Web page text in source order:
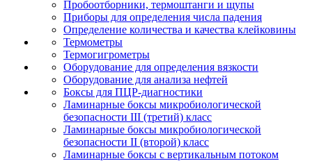
Пробоотборники, термоштанги и щупы
Приборы для определения числа падения
Определение количества и качества клейковины
Термометры
Термогигрометры
Оборудование для определения вязкости
Оборудование для анализа нефтей
Боксы для ПЦР-диагностики
Ламинарные боксы микробиологической
безопасности III (третий) класс
Ламинарные боксы микробиологической
безопасности II (второй) класс
Ламинарные боксы с вертикальным потоком